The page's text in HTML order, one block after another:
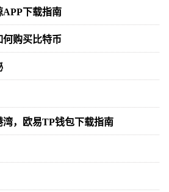
APP下载指南
购买比特币
，欧易TP钱包下载指南